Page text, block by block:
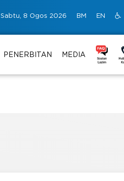
Sabtu, 8 Ogos 2026 BM EN
PENERBITAN MEDIA